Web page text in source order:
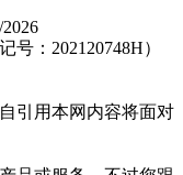
：202120748H）
引用本网内容将面对